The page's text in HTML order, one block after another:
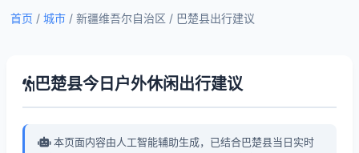
首页 / 城市 / 新疆维吾尔自治区 / 巴楚县出行建议
巴楚县今日户外休闲出行建议
本页面内容由人工智能辅助生成，已结合巴楚县当日实时